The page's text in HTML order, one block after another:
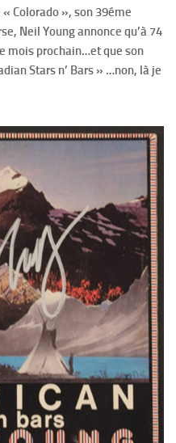
Colorado », son 39éme
Neil Young annonce qu’à 74
mois prochain…et que son
Stars n’ Bars » …non, là je